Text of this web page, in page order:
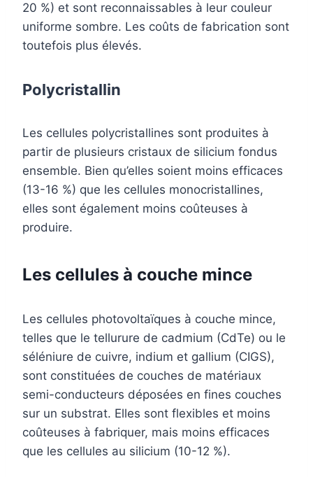
20 %) et sont reconnaissables à leur couleur
uniforme sombre. Les coûts de fabrication sont
toutefois plus élevés.
Polycristallin
Les cellules polycristallines sont produites à
partir de plusieurs cristaux de silicium fondus
ensemble. Bien qu’elles soient moins efficaces
(13-16 %) que les cellules monocristallines,
elles sont également moins coûteuses à
produire.
Les cellules à couche mince
Les cellules photovoltaïques à couche mince,
telles que le tellurure de cadmium (CdTe) ou le
séléniure de cuivre, indium et gallium (CIGS),
sont constituées de couches de matériaux
semi-conducteurs déposées en fines couches
sur un substrat. Elles sont flexibles et moins
coûteuses à fabriquer, mais moins efficaces
que les cellules au silicium (10-12 %).